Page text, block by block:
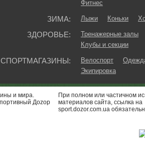
Фитнес
ЗИМА: Лыжи Коньки
ЗДОРОВЬЕ:
Тренажерные залы
Клубы и секции
СПОРТМАГАЗИНЫ: Велоспорт
Экипировка
и мира.
Доzор
При полном или частичном
материалов сайта, ссылка на
sport.dozor.com.ua